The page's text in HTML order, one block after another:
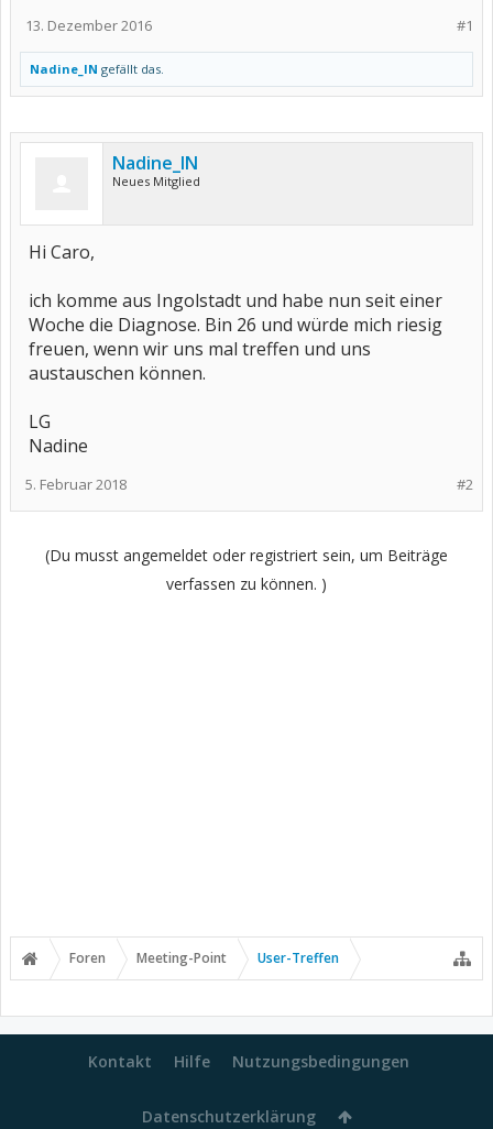
#1
13. Dezember 2016
Nadine_IN gefällt das.
Nadine_IN
Neues Mitglied
Hi Caro,
ich komme aus Ingolstadt und habe nun seit einer
Woche die Diagnose. Bin 26 und würde mich riesig
freuen, wenn wir uns mal treffen und uns
austauschen können.
LG
Nadine
#2
5. Februar 2018
(Du musst angemeldet oder registriert sein, um Beiträge
verfassen zu können. )
Foren Meeting-Point User-Treffen
Kontakt Hilfe Nutzungsbedingungen
Datenschutzerklärung